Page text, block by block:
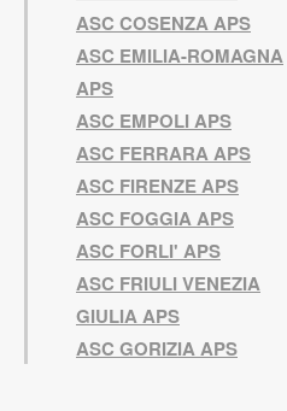
ASC COSENZA APS
ASC EMILIA-ROMAGNA
APS
ASC EMPOLI APS
ASC FERRARA APS
ASC FIRENZE APS
ASC FOGGIA APS
ASC FORLI' APS
ASC FRIULI VENEZIA
GIULIA APS
ASC GORIZIA APS